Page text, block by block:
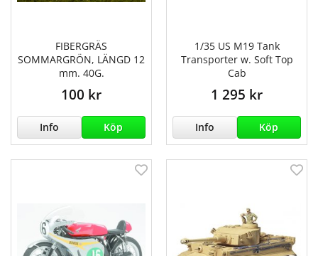
FIBERGRÄS
SOMMARGRÖN, LÄNGD 12
mm. 40G.
100 kr
Info Köp
1/35 US M19 Tank
Transporter w. Soft Top
Cab
1 295 kr
Info Köp